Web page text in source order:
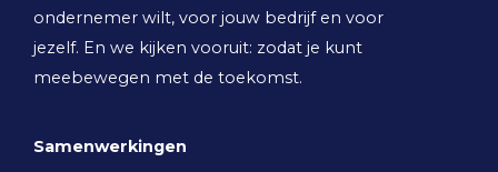
ondernemer wilt, voor jouw bedrijf en voor
jezelf. En we kijken vooruit: zodat je kunt
meebewegen met de toekomst.
Samenwerkingen